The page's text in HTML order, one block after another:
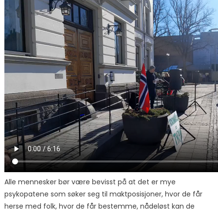
Alle mennesker bør være bevisst på at det er mye
psykopatene som søker seg til maktposisjoner, hvor de får
herse med folk, hvor de får bestemme, nådeløst kan de